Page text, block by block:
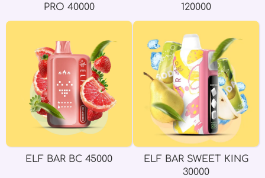
PRO 40000
120000
ELF BAR BC 45000
ELF BAR SWEET KING
30000